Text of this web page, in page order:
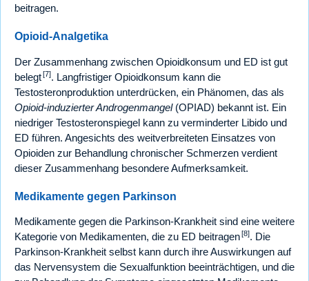
beitragen.
Opioid-Analgetika
Der Zusammenhang zwischen Opioidkonsum und ED ist gut
belegt[7]. Langfristiger Opioidkonsum kann die
Testosteronproduktion unterdrücken, ein Phänomen, das als
Opioid-induzierter Androgenmangel(OPIAD) bekannt ist. Ein
niedriger Testosteronspiegel kann zu verminderter Libido und
ED führen. Angesichts des weitverbreiteten Einsatzes von
Opioiden zur Behandlung chronischer Schmerzen verdient
dieser Zusammenhang besondere Aufmerksamkeit.
Medikamente gegen Parkinson
Medikamente gegen die Parkinson-Krankheit sind eine weitere
Kategorie von Medikamenten, die zu ED beitragen[8]. Die
Parkinson-Krankheit selbst kann durch ihre Auswirkungen auf
das Nervensystem die Sexualfunktion beeinträchtigen, und die